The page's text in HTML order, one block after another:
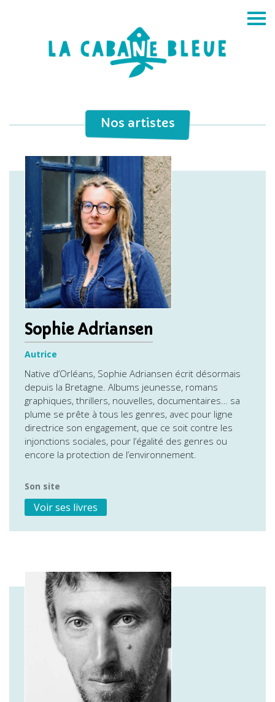
Nos artistes
Sophie Adriansen
Autrice
Native d’Orléans, Sophie Adriansen écrit désormais
depuis la Bretagne. Albums jeunesse, romans
graphiques, thrillers, nouvelles, documentaires… sa
plume se prête à tous les genres, avec pour ligne
directrice son engagement, que ce soit contre les
injonctions sociales, pour l’égalité des genres ou
encore la protection de l’environnement.
Son site
Voir ses livres